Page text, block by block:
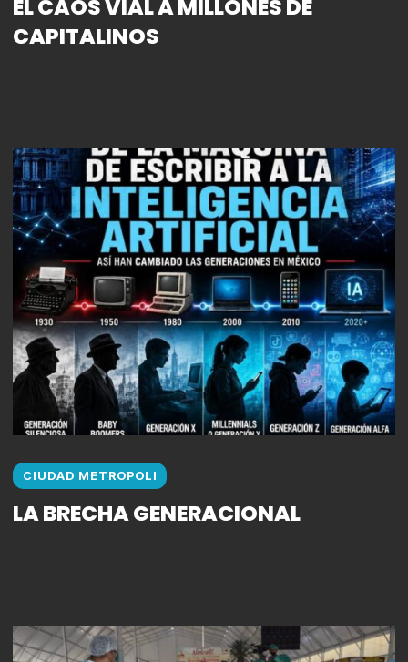
EL CAOS VIAL A MILLONES DE
CAPITALINOS
CIUDAD METROPOLI
LA BRECHA GENERACIONAL